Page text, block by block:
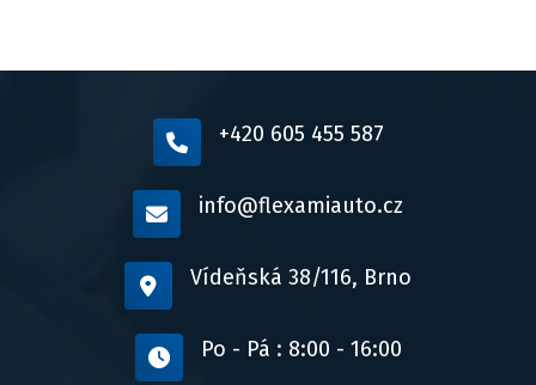
+420 605 455 587
info@flexamiauto.cz
Vídeňská 38/116, Brno
Po - Pá : 8:00 - 16:00